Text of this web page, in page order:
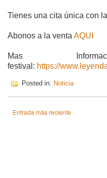
Tienes una cita única con
Abonos a la venta AQUI
Mas
festival: https://
Posted in: Noticia
Entrada más reciente